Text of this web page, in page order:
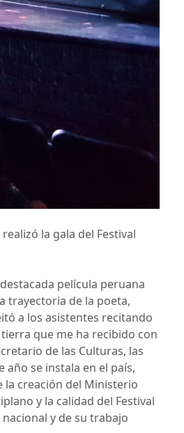
la gala del Festival
película peruana
trayectoria de la poeta,
a los asistentes recitando
que me ha recibido con
de las Culturas, las
año se instala en el país,
la creación del Ministerio
y la calidad del Festival
y de su trabajo